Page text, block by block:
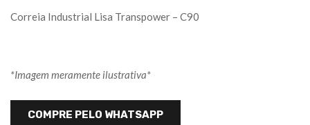
Correia Industrial Lisa Transpower – C90
*Imagem meramente ilustrativa*
COMPRE PELO WHATSAPP